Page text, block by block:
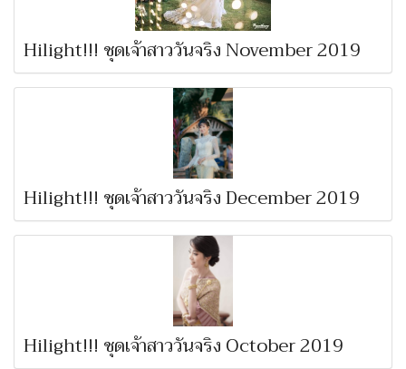
Hilight!!! ชุดเจ้าสาววันจริง November 2019
Hilight!!! ชุดเจ้าสาววันจริง December 2019
Hilight!!! ชุดเจ้าสาววันจริง October 2019